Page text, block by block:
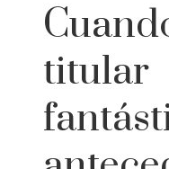
titular